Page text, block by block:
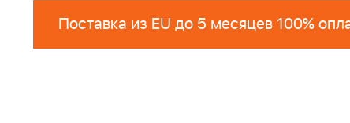
Поставка из EU до 5 месяцев 100%